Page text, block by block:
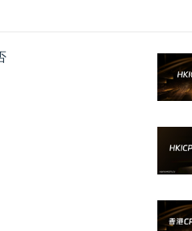
HKICPA认证内地大学有哪